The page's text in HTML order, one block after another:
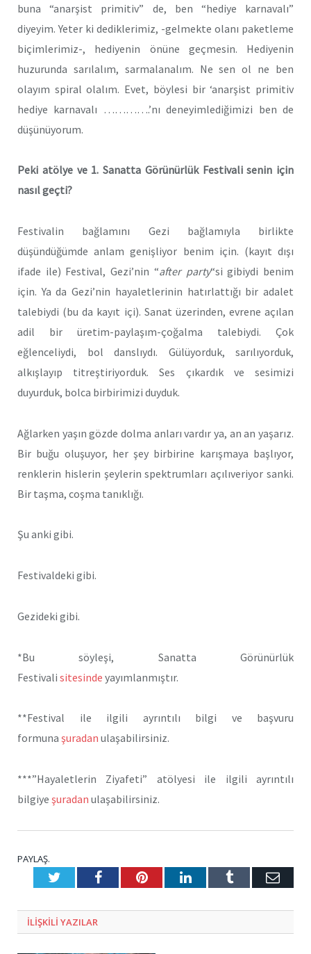
buna “anarşist primitiv” de, ben “hediye karnavalı”
diyeyim. Yeter ki dediklerimiz, -gelmekte olanı paketleme
biçimlerimiz-, hediyenin önüne geçmesin. Hediyenin
huzurunda sarılalım, sarmalanalım. Ne sen ol ne ben
olayım spiral olalım. Evet, böylesi bir ‘anarşist primitiv
hediye karnavalı ………….’nı deneyimlediğimizi ben de
düşünüyorum.
Peki atölye ve 1. Sanatta Görünürlük Festivali senin için
nasıl geçti?
Festivalin bağlamını Gezi bağlamıyla birlikte
düşündüğümde anlam genişliyor benim için. (kayıt dışı
ifade ile) Festival, Gezi’nin “after party“si gibiydi benim
için. Ya da Gezi’nin hayaletlerinin hatırlattığı bir adalet
talebiydi (bu da kayıt içi). Sanat üzerinden, evrene açılan
adil bir üretim-paylaşım-çoğalma talebiydi. Çok
eğlenceliydi, bol danslıydı. Gülüyorduk, sarılıyorduk,
alkışlayıp titreştiriyorduk. Ses çıkardık ve sesimizi
duyurduk, bolca birbirimizi duyduk.
Ağlarken yaşın gözde dolma anları vardır ya, an an yaşarız.
Bir buğu oluşuyor, her şey birbirine karışmaya başlıyor,
renklerin hislerin şeylerin spektrumları açılıveriyor sanki.
Bir taşma, coşma tanıklığı.
Şu anki gibi.
Festivaldeki gibi.
Gezideki gibi.
*Bu söyleşi, Sanatta Görünürlük
Festivali sitesinde yayımlanmıştır.
**Festival ile ilgili ayrıntılı bilgi ve başvuru
formuna şuradan ulaşabilirsiniz.
***”Hayaletlerin Ziyafeti” atölyesi ile ilgili ayrıntılı
bilgiye şuradan ulaşabilirsiniz.
PAYLAŞ.
TwitterFacebookPinterestLinkedInTumblr E-
ILIŞKILI YAZILAR